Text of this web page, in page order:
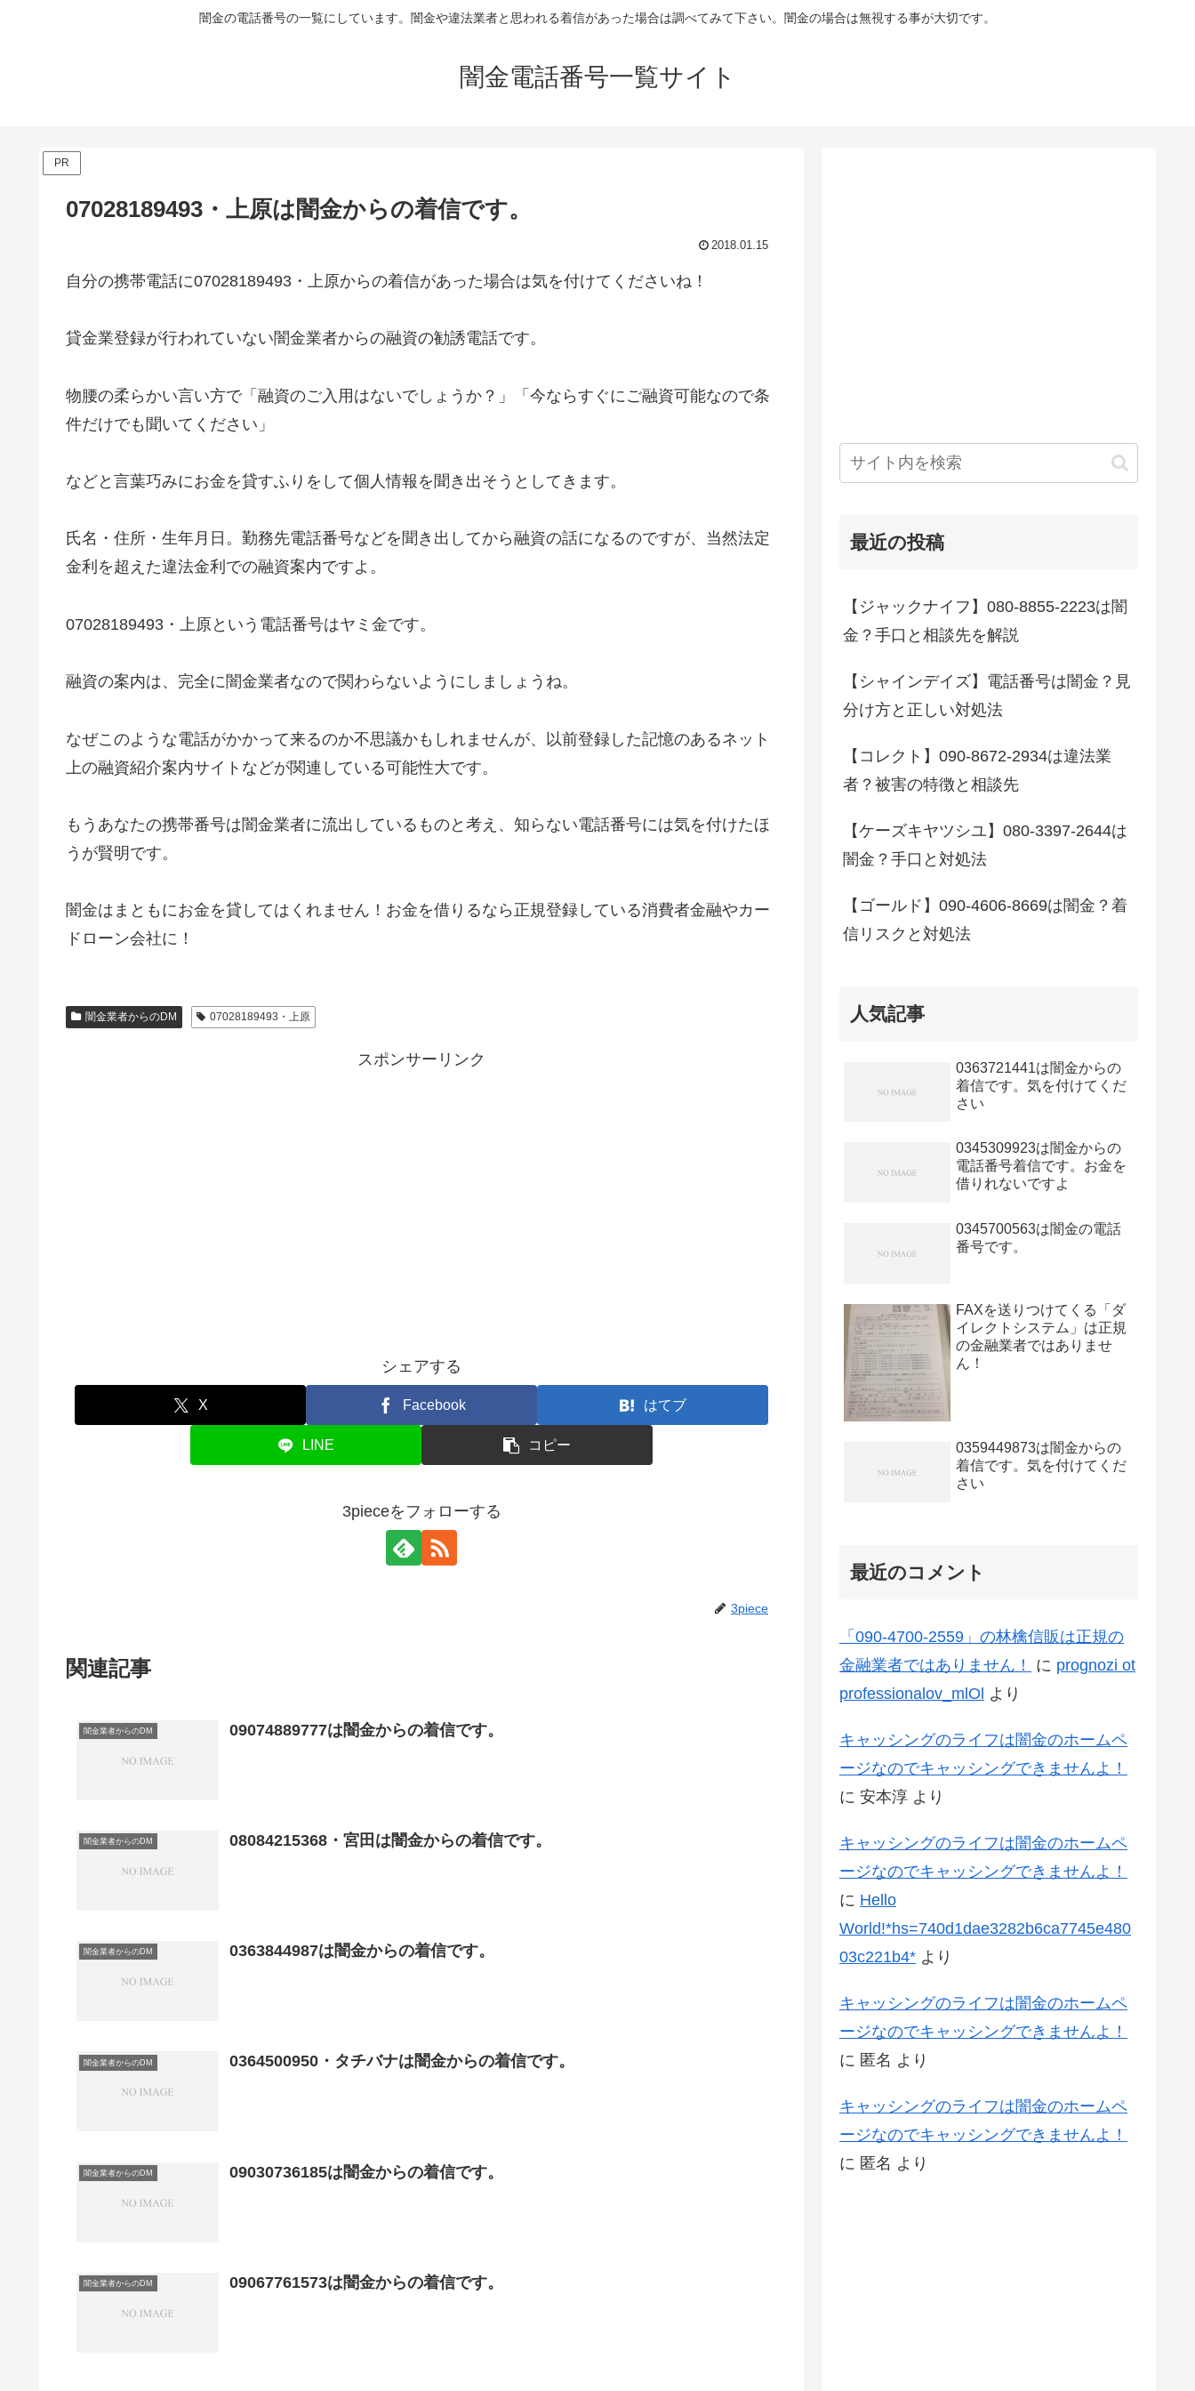
闇金の電話番号の一覧にしています。闇金や違法業者と思われる着信があった場合は調べてみて下さい。闇金の場合は無視する事が大切です。
闇金電話番号一覧サイト
PR
07028189493・上原は闇金からの着信です。
2018.01.15
自分の携帯電話に07028189493・上原からの着信があった場合は気を付けてくださいね！
貸金業登録が行われていない闇金業者からの融資の勧誘電話です。
物腰の柔らかい言い方で「融資のご入用はないでしょうか？」「今ならすぐにご融資可能なので条
件だけでも聞いてください」
などと言葉巧みにお金を貸すふりをして個人情報を聞き出そうとしてきます。
氏名・住所・生年月日。勤務先電話番号などを聞き出してから融資の話になるのですが、当然法定
金利を超えた違法金利での融資案内ですよ。
07028189493・上原という電話番号はヤミ金です。
融資の案内は、完全に闇金業者なので関わらないようにしましょうね。
なぜこのような電話がかかって来るのか不思議かもしれませんが、以前登録した記憶のあるネット
上の融資紹介案内サイトなどが関連している可能性大です。
もうあなたの携帯番号は闇金業者に流出しているものと考え、知らない電話番号には気を付けたほ
うが賢明です。
闇金はまともにお金を貸してはくれません！お金を借りるなら正規登録している消費者金融やカー
ドローン会社に！
闇金業者からのDM 07028189493・上原
スポンサーリンク
シェアする
X Facebook はてブ
LINE コピー
3pieceをフォローする
3piece
関連記事
闇金業者からのDM 09074889777は闇金からの着信です。
闇金業者からのDM 08084215368・宮田は闇金からの着信です。
闇金業者からのDM 0363844987は闇金からの着信です。
闇金業者からのDM 0364500950・タチバナは闇金からの着信です。
闇金業者からのDM 09030736185は闇金からの着信です。
闇金業者からのDM 09067761573は闇金からの着信です。
最近の投稿
【ジャックナイフ】080-8855-2223は闇
金？手口と相談先を解説
【シャインデイズ】電話番号は闇金？見
分け方と正しい対処法
【コレクト】090-8672-2934は違法業
者？被害の特徴と相談先
【ケーズキヤツシユ】080-3397-2644は
闇金？手口と対処法
【ゴールド】090-4606-8669は闇金？着
信リスクと対処法
人気記事
0363721441は闇金からの
着信です。気を付けてくだ
さい
0345309923は闇金からの
電話番号着信です。お金を
借りれないですよ
0345700563は闇金の電話
番号です。
FAXを送りつけてくる「ダ
イレクトシステム」は正規
の金融業者ではありませ
ん！
0359449873は闇金からの
着信です。気を付けてくだ
さい
最近のコメント
「090-4700-2559」の林檎信販は正規の
金融業者ではありません！
に prognozi ot
professionalov_mlOl より
キャッシングのライフは闇金のホームペ
ージなのでキャッシングできませんよ！
に 安本淳 より
キャッシングのライフは闇金のホームペ
ージなのでキャッシングできませんよ！
に Hello
World!*hs=740d1dae3282b6ca7745e480
03c221b4* より
キャッシングのライフは闇金のホームペ
ージなのでキャッシングできませんよ！
に 匿名 より
キャッシングのライフは闇金のホームペ
ージなのでキャッシングできませんよ！
に 匿名 より